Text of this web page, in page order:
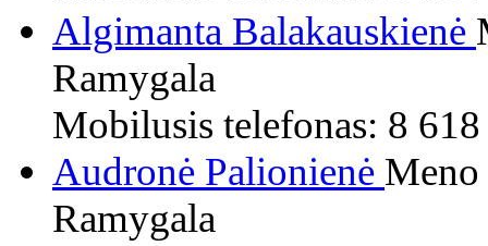
Algimanta Balakauskienė
Ramygala
Mobilusis telefonas: 8
Audronė Palionienė Meno
Ramygala